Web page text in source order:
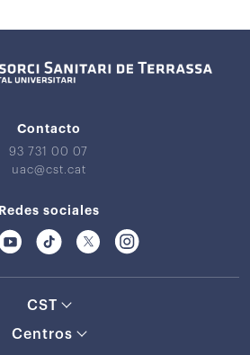
Contacto
93 731 00 07
uac@cst.cat
Redes sociales
CST
Centros